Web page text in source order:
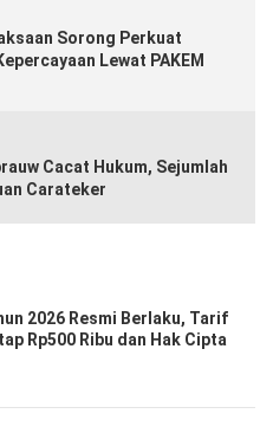
Sorong Perkuat
Lewat PAKEM
Cacat Hukum, Sejumlah
Carateker
2026 Resmi Berlaku, Tarif
Rp500 Ribu dan Hak Cipta